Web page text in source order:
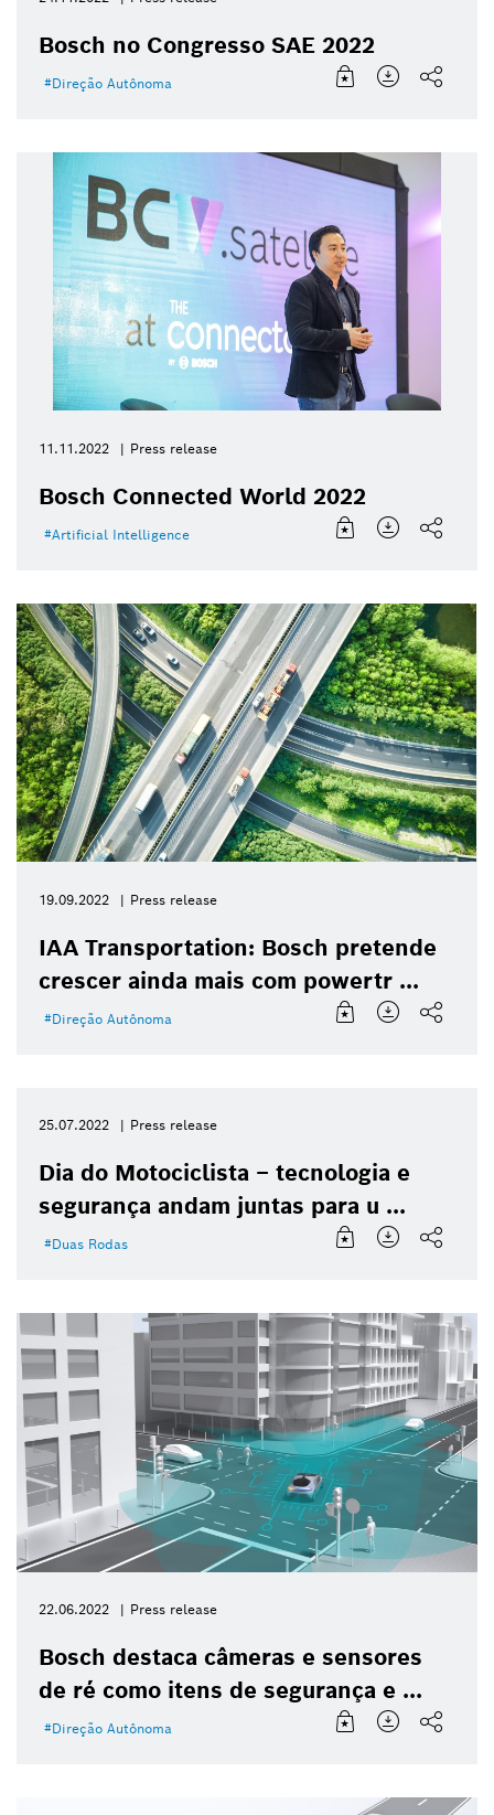
Bosch no Congresso SAE 2022
Direção Autônoma
11.11.2022 Press release
Bosch Connected World 2022
Artificial Intelligence
19.09.2022 Press release
IAA Transportation: Bosch pretende
crescer ainda mais com powertr ...
Direção Autônoma
25.07.2022 Press release
Dia do Motociclista – tecnologia e
segurança andam juntas para u ...
Duas Rodas
22.06.2022 Press release
Bosch destaca câmeras e sensores
de ré como itens de segurança e ...
Direção Autônoma